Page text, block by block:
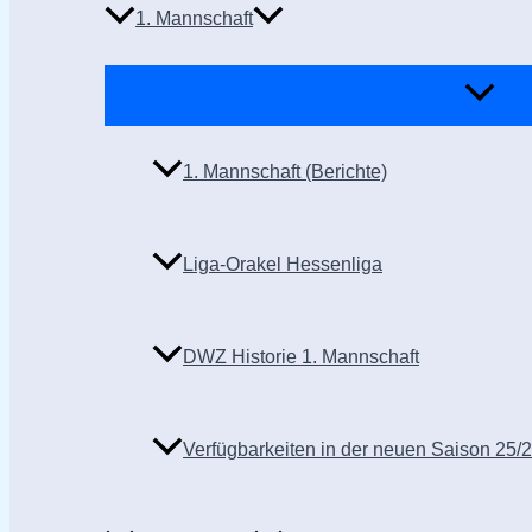
1. Mannschaft
1. Mannschaft (Berichte)
Liga-Orakel Hessenliga
DWZ Historie 1. Mannschaft
Verfügbarkeiten in der neuen Saison 25/